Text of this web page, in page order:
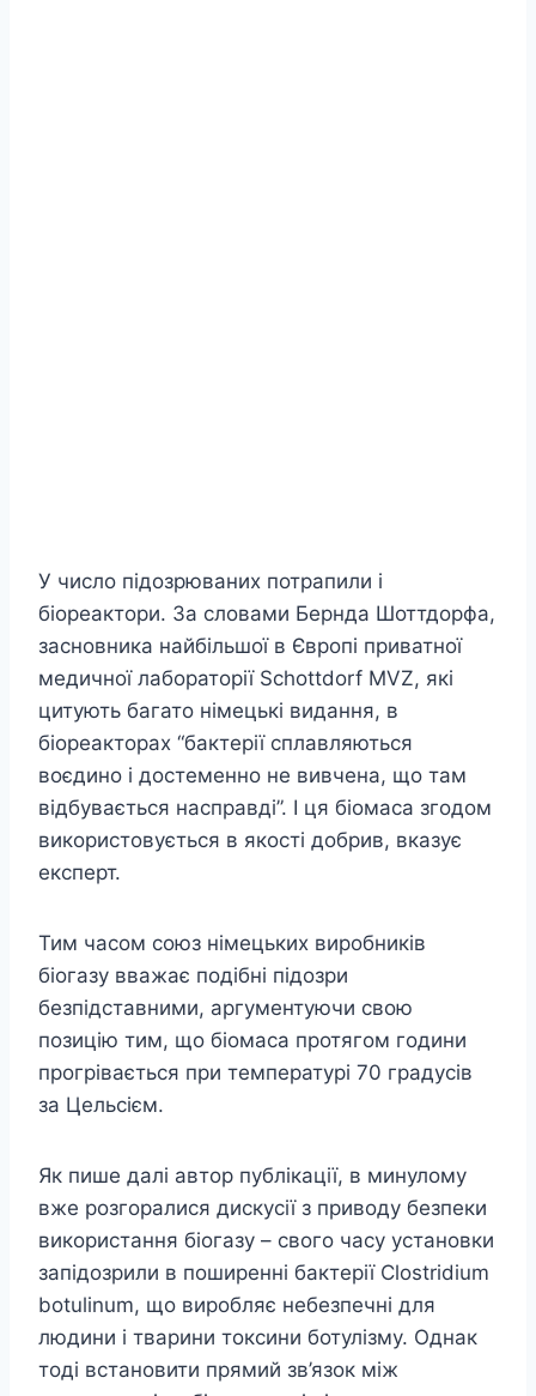
У число підозрюваних потрапили і
біореактори. За словами Бернда Шоттдорфа,
засновника найбільшої в Європі приватної
медичної лабораторії Schottdorf MVZ, які
цитують багато німецькі видання, в
біореакторах “бактерії сплавляються
воєдино і достеменно не вивчена, що там
відбувається насправді”. І ця біомаса згодом
використовується в якості добрив, вказує
експерт.
Тим часом союз німецьких виробників
біогазу вважає подібні підозри
безпідставними, аргументуючи свою
позицію тим, що біомаса протягом години
прогрівається при температурі 70 градусів
за Цельсієм.
Як пише далі автор публікації, в минулому
вже розгоралися дискусії з приводу безпеки
використання біогазу – свого часу установки
запідозрили в поширенні бактерії Clostridium
botulinum, що виробляє небезпечні для
людини і тварини токсини ботулізму. Однак
тоді встановити прямий зв’язок між